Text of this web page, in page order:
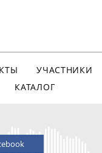
УЧАСТНИКИ
КАТАЛОГ